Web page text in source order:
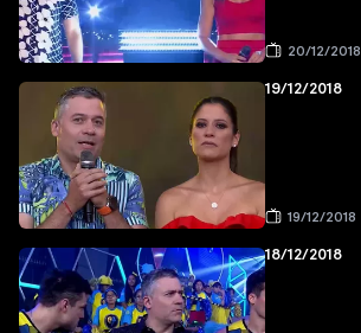
20/12/2018
19/12/2018
19/12/2018
18/12/2018